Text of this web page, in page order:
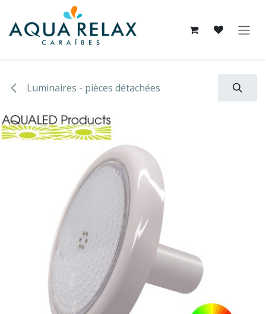
Se rendre au contenu
Luminaires - pièces détachées